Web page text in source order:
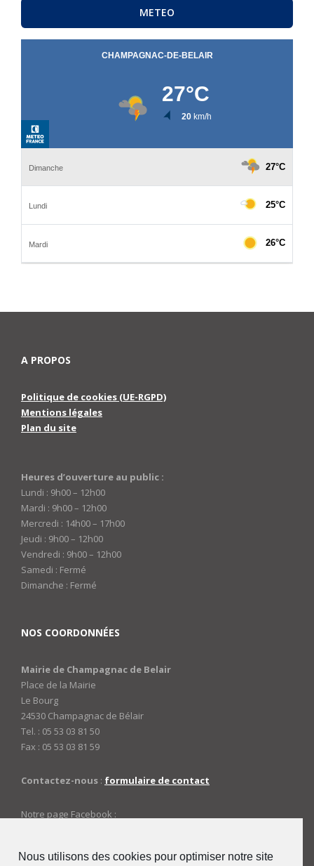
Nous utilisons des cookies pour optimiser notre site
METEO
A PROPOS
Politique de cookies (UE-RGPD)
Mentions légales
Plan du site
Heures d’ouverture au public :
Lundi : 9h00 – 12h00
Mardi : 9h00 – 12h00
Mercredi : 14h00 – 17h00
Jeudi : 9h00 – 12h00
Vendredi : 9h00 – 12h00
Samedi : Fermé
Dimanche : Fermé
NOS COORDONNÉES
Mairie de Champagnac de Belair
Place de la Mairie
Le Bourg
24530 Champagnac de Bélair
Tel. : 05 53 03 81 50
Fax : 05 53 03 81 59
Contactez-nous : formulaire de contact
Notre page Facebook :